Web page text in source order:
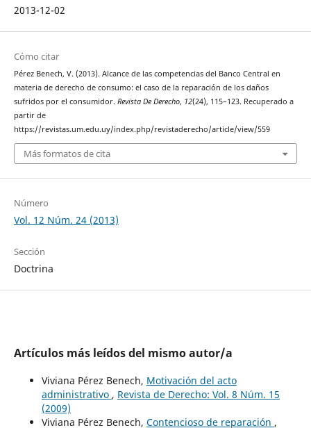
2013-12-02
Cómo citar
Pérez Benech, V. (2013). Alcance de las competencias del Banco Central en
materia de derecho de consumo: el caso de la reparación de los daños
sufridos por el consumidor. Revista De Derecho, 12(24), 115–123. Recuperado a
partir de
https://revistas.um.edu.uy/index.php/revistaderecho/article/view/559
Más formatos de cita
Número
Vol. 12 Núm. 24 (2013)
Sección
Doctrina
Artículos más leídos del mismo autor/a
Viviana Pérez Benech, Motivación del acto
administrativo , Revista de Derecho: Vol. 8 Núm. 15
(2009)
Viviana Pérez Benech, Contencioso de reparación ,